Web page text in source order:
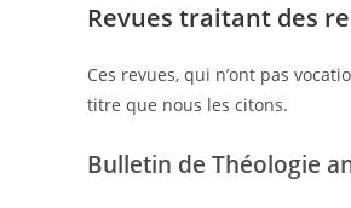
Revues traitant des
Ces revues, qui n’ont pas
titre que nous les citons.
Bulletin de Théologie